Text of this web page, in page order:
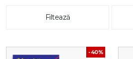
Filtează
-40%